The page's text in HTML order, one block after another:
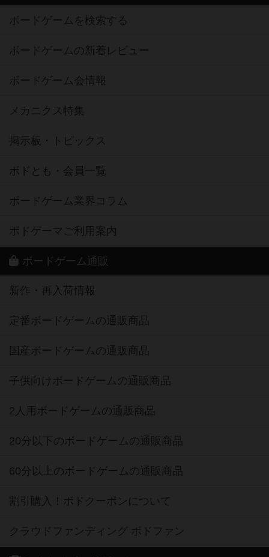
ボードゲームを検索する
ボードゲームの新着レビュー
ボードゲーム会情報
メカニクス特集
掲示板・トピックス
ボドとも・会員一覧
ボードゲーム業界コラム
ボドゲーマご利用案内
ボードゲーム通販
新作・再入荷情報
定番ボードゲームの通販商品
国産ボードゲームの通販商品
子供向けボードゲームの通販商品
2人用ボードゲームの通販商品
20分以下のボードゲームの通販商品
60分以上のボードゲームの通販商品
割引購入！ボドクーポンについて
クラウドファンディング ボドファン